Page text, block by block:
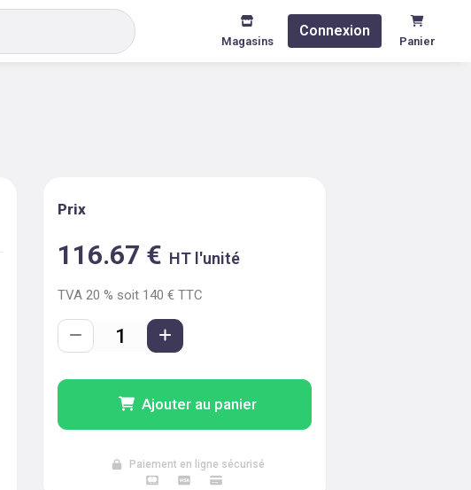
Magasins
Connexion
Panier
Prix
116.67 € HT l'unité
TVA20 % soit 140 € TTC
Ajouter au panier
Paiement en ligne sécurisé